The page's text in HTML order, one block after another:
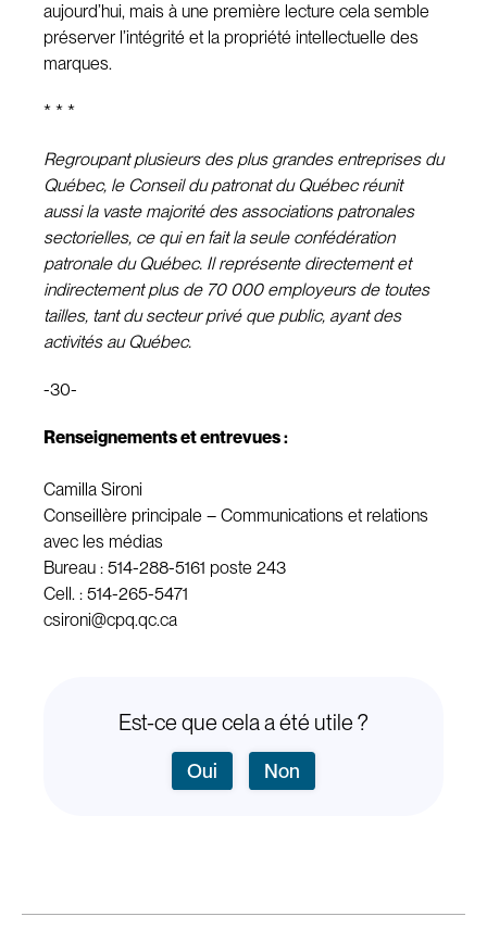
aujourd’hui, mais à une première lecture cela semble
préserver l’intégrité et la propriété intellectuelle des
marques.
* * *
Regroupant plusieurs des plus grandes entreprises du
Québec, le Conseil du patronat du Québec réunit
aussi la vaste majorité des associations patronales
sectorielles, ce qui en fait la seule confédération
patronale du Québec. Il représente directement et
indirectement plus de 70 000 employeurs de toutes
tailles, tant du secteur privé que public, ayant des
activités au Québec.
-30-
Renseignements et entrevues :
Camilla Sironi
Conseillère principale – Communications et relations
avec les médias
Bureau : 514-288-5161 poste 243
Cell. : 514-265-5471
csironi@cpq.qc.ca
Est-ce que cela a été utile ?
Oui Non